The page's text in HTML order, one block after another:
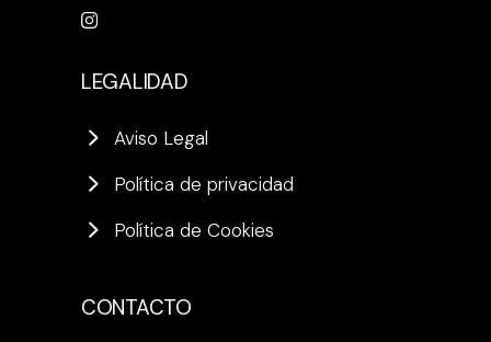
LEGALIDAD
Aviso Legal
Política de privacidad
Política de Cookies
CONTACTO